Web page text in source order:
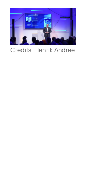
Credits: Henrik Andree